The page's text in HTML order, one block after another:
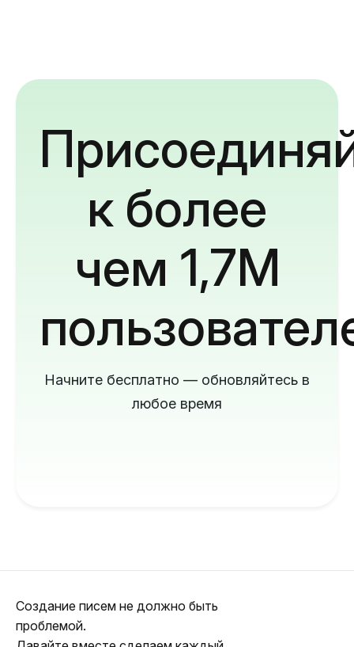
к более
чем 1,7M
Начните бесплатно — обновляйтесь в
любое время
Создание писем не должно быть
проблемой.